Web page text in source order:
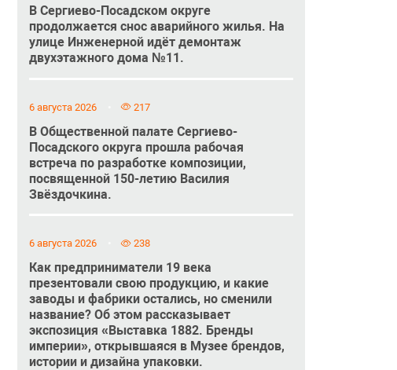
В Сергиево-Посадском округе
продолжается снос аварийного жилья. На
улице Инженерной идёт демонтаж
двухэтажного дома №11.
6 августа 2026 217
В Общественной палате Сергиево-
Посадского округа прошла рабочая
встреча по разработке композиции,
посвященной 150-летию Василия
Звёздочкина.
6 августа 2026 238
Как предприниматели 19 века
презентовали свою продукцию, и какие
заводы и фабрики остались, но сменили
название? Об этом рассказывает
экспозиция «Выставка 1882. Бренды
империи», открывшаяся в Музее брендов,
истории и дизайна упаковки.